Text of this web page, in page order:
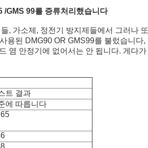
/GMS 99를 증류처리했습니다
, 가소제, 정전기 방지제들에서 그러나 또
용된 DMG90 OR GMS99를 불렀습니다,
염 안정기에 없어서는 안 됩니다. 게다가
트 결과
에 따릅니다